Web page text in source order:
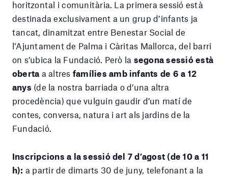
horitzontal i comunitària. La primera sessió està
destinada exclusivament a un grup d’infants ja
tancat, dinamitzat entre Benestar Social de
l’Ajuntament de Palma i Càritas Mallorca, del barri
on s’ubica la Fundació. Però la segona sessió està
oberta a altres famílies amb infants de 6 a 12
anys (de la nostra barriada o d’una altra
procedència) que vulguin gaudir d’un matí de
contes, conversa, natura i art als jardins de la
Fundació.
Inscripcions a la sessió del 7 d’agost (de 10 a 11
h): a partir de dimarts 30 de juny, telefonant a la